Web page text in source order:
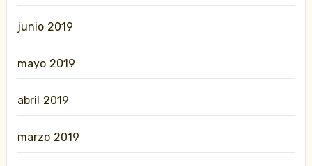
junio 2019
mayo 2019
abril 2019
marzo 2019